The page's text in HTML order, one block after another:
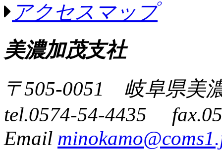
アクセスマップ
美濃加茂支社
〒505-0051 岐阜県美
tel.0574-54-4435
Email